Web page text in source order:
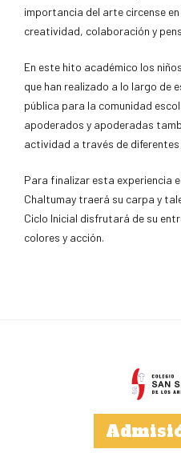
importancia del arte circense
creatividad, colaboración y
En este hito académico los
que han realizado a lo largo de
pública para la comunidad
apoderados y apoderadas
actividad a través de
Para finalizar esta experiencia
Chaltumay traerá su carpa y
Ciclo Inicial disfrutará de su
colores y acción.